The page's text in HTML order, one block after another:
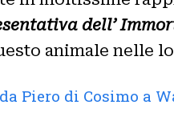
dell’
animale nelle
Piero di Cosimo a